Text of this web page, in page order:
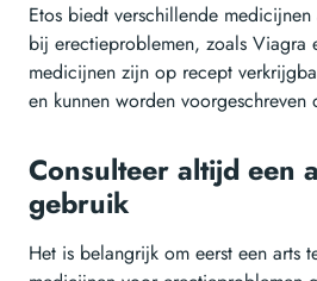
Etos biedt verschillende
bij erectieproblemen, zoals Viagra
medicijnen zijn op recept
en kunnen worden voorgeschreven
Consulteer altijd een
gebruik
Het is belangrijk om eerst een arts